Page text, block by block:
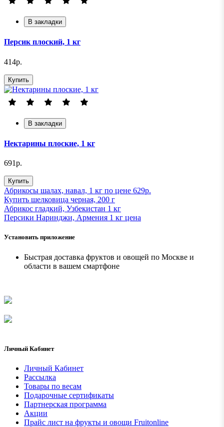
В закладки
Персик плоский, 1 кг
414р.
Купить
В закладки
Нектарины плоские, 1 кг
691р.
Купить
Абрикосы шалах, навал, 1 кг по цене 629р.
Купить шелковица черная, 200 г
Абрикос гладкий, Узбекистан 1 кг
Персики Наринджи, Армения 1 кг ценa
Установить приложение
Быстрая доставка фруктов и овощей по Москве и
области в вашем смартфоне
Личный Кабинет
Личный Кабинет
Рассылка
Товары по весам
Подарочные сертификаты
Партнерская программа
Акции
Прайс лист на фрукты и овощи Fruitonline